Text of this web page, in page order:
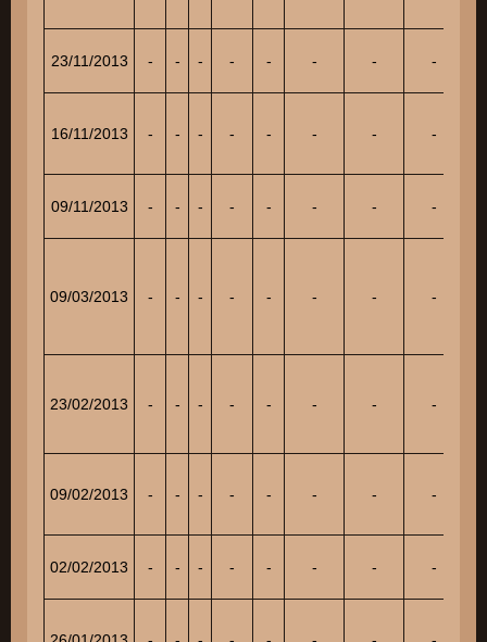
23/11/2013 - - - - - - - -
16/11/2013 - - - - - - - -
09/11/2013 - - - - - - - -
09/03/2013 - - - - - - - -
23/02/2013 - - - - - - - -
09/02/2013 - - - - - - - -
02/02/2013 - - - - - - - -